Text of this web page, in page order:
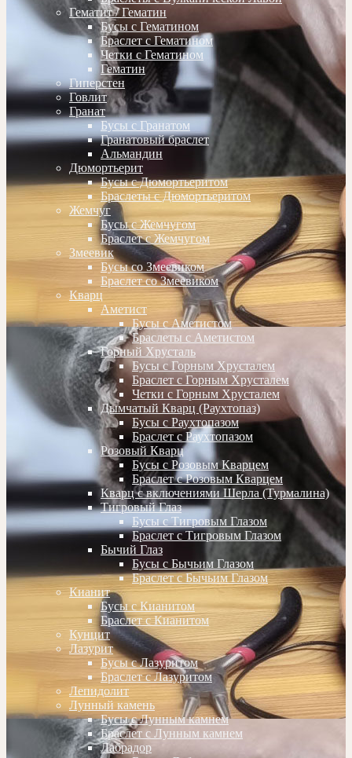
Гематит / Гематин
Бусы с Гематином
Браслет с Гематином
Четки с Гематином
Гематин
Гиперстен
Говлит
Гранат
Бусы с Гранатом
Гранатовый браслет
Альмандин
Дюмортьерит
Бусы с Дюмортьеритом
Браслеты с Дюмортьеритом
Жемчуг
Бусы с Жемчугом
Браслет с Жемчугом
Змеевик
Бусы со Змеевиком
Браслет со Змеевиком
Кварц
Аметист
Бусы с Аметистом
Браслеты с Аметистом
Горный Хрусталь
Бусы с Горным Хрусталем
Браслет с Горным Хрусталем
Четки с Горным Хрусталем
Дымчатый Кварц (Раухтопаз)
Бусы с Раухтопазом
Браслет с Раухтопазом
Розовый Кварц
Бусы с Розовым Кварцем
Браслет с Розовым Кварцем
Кварц с включениями Шерла (Турмалина)
Тигровый Глаз
Бусы с Тигровым Глазом
Браслет с Тигровым Глазом
Бычий Глаз
Бусы с Бычьим Глазом
Браслет с Бычьим Глазом
Кианит
Бусы с Кианитом
Браслет с Кианитом
Кунцит
Лазурит
Бусы с Лазуритом
Браслет с Лазуритом
Лепидолит
Лунный камень
Бусы с Лунным камнем
Браслет с Лунным камнем
Лабрадор